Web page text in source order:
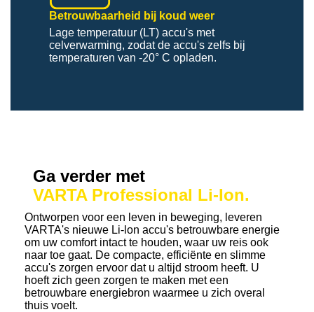
Betrouwbaarheid bij koud weer
Lage temperatuur (LT) accu's met
celverwarming, zodat de accu's zelfs bij
temperaturen van -20° C opladen.
Ga verder met
VARTA Professional Li-Ion.
Ontworpen voor een leven in beweging, leveren
VARTA's nieuwe Li-lon accu's betrouwbare energie
om uw comfort intact te houden, waar uw reis ook
naar toe gaat. De compacte, efficiënte en slimme
accu's zorgen ervoor dat u altijd stroom heeft. U
hoeft zich geen zorgen te maken met een
betrouwbare energiebron waarmee u zich overal
thuis voelt.